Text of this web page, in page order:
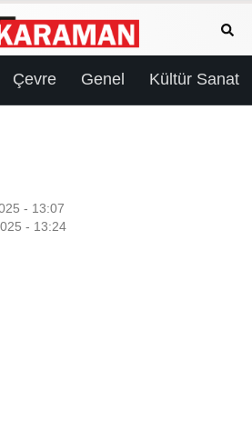
Çevre Genel Kültür Sanat
- 13:07
- 13:24